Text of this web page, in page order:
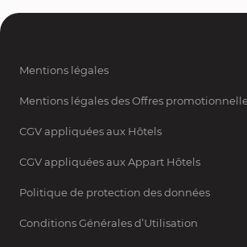
Mentions légales
Mentions légales des Offres
CGV appliquées aux Hôtels
CGV appliquées aux Appart Hôtels
Politique de protection des données
Conditions Générales d’Utilisation